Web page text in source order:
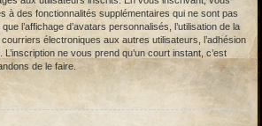
à des fonctionnalités supplémentaires qui ne sont pas
l’affichage d’avatars personnalisés, l’utilisation de la
électroniques aux autres utilisateurs, l’adhésion
ne vous prend qu’un court instant, c’est
de le faire.